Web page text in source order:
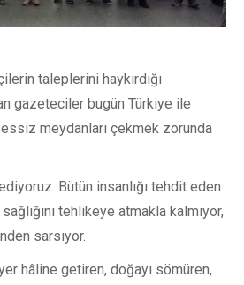
taleplerini haykırdığı
gazeteciler bugün Türkiye ile
meydanları çekmek zorunda
Bütün insanlığı tehdit eden
tehlikeye atmakla kalmıyor,
sarsıyor.
hâline getiren, doğayı sömüren,